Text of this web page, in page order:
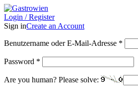
Login / Register
Sign inCreate an Account
Benutzername oder E-Mail-Adresse *
Password *
Are you human? Please solve: